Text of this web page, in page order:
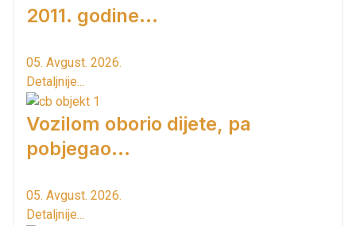
2011. godine...
05. Avgust. 2026.
Detaljnije...
Vozilom oborio dijete, pa
pobjegao...
05. Avgust. 2026.
Detaljnije...